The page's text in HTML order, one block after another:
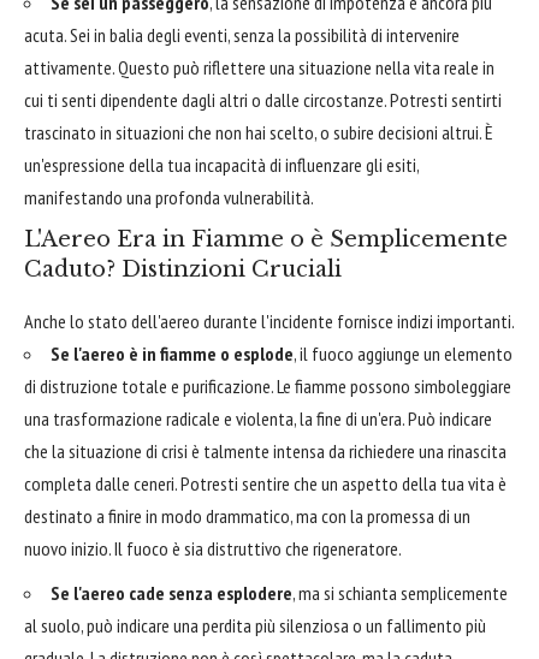
acuta. Sei in balia degli eventi, senza la possibilità di intervenire
attivamente. Questo può riflettere una situazione nella vita reale in
cui ti senti dipendente dagli altri o dalle circostanze. Potresti sentirti
trascinato in situazioni che non hai scelto, o subire decisioni altrui. È
un'espressione della tua incapacità di influenzare gli esiti,
manifestando una profonda vulnerabilità.
L'Aereo Era in Fiamme o è Semplicemente
Caduto? Distinzioni Cruciali
Anche lo stato dell'aereo durante l'incidente fornisce indizi importanti.
Se l'aereo è in fiamme o esplode, il fuoco aggiunge un elemento
di distruzione totale e purificazione. Le fiamme possono simboleggiare
una trasformazione radicale e violenta, la fine di un'era. Può indicare
che la situazione di crisi è talmente intensa da richiedere una rinascita
completa dalle ceneri. Potresti sentire che un aspetto della tua vita è
destinato a finire in modo drammatico, ma con la promessa di un
nuovo inizio. Il fuoco è sia distruttivo che rigeneratore.
Se l'aereo cade senza esplodere, ma si schianta semplicemente
al suolo, può indicare una perdita più silenziosa o un fallimento più